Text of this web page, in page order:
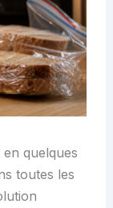
quelques
toutes les